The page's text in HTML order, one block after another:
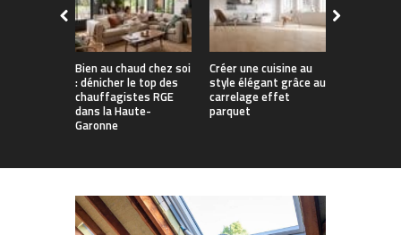
Bien au chaud chez soi
: dénicher le top des
chauffagistes RGE
dans la Haute-
Garonne
Créer une cuisine au
style élégant grâce au
carrelage effet
parquet